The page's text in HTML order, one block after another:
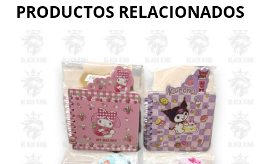
PRODUCTOS RELACIONADOS